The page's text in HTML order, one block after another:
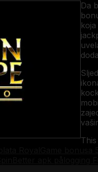
Da